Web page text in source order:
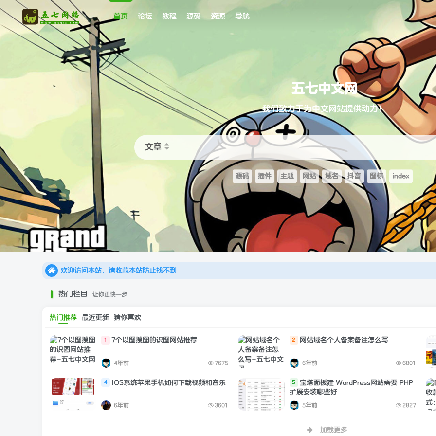
首页 论坛 教程 源码 资源 导航
五七中文网
我们致力于为中文网站提供动力！
文章
源码 插件 主题 网站 域名 抖音 图标 index
欢迎访问本站，请收藏本站防止找不到
欢迎访问本站，请收藏本站防止找不到
欢迎访问本站，请收藏本站防止找不到
热门栏目 让你更快一步
热门推荐 最近更新 猜你喜欢
1 7个以图搜图的识图网站推荐
4年前 7675
2 网站域名个人备案备注怎么写
6年前 6801
4 IOS系统苹果手机如何下载视频和音乐
6年前 3601
5
宝塔面板建 WordPress网站需要 PHP
扩展安装哪些好
5年前 2827
加载更多